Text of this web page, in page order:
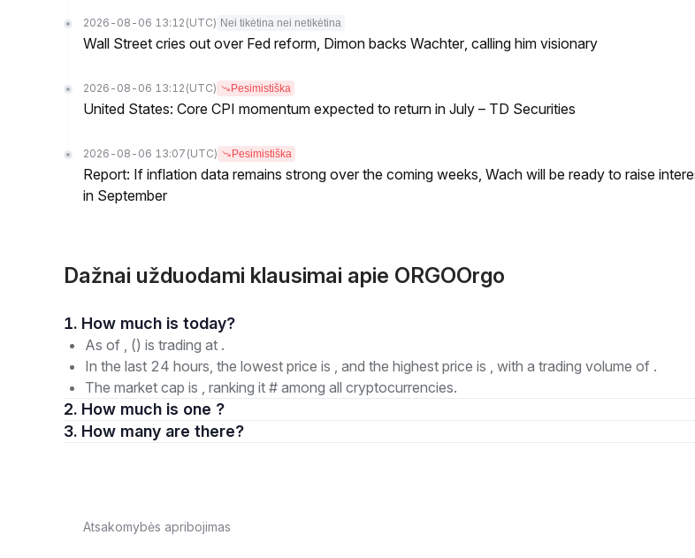
2026-08-06 13:12 (UTC) Nei tikėtina nei netikėtina
Wall Street cries out over Fed reform, Dimon backs Wachter, calling him visionary
2026-08-06 13:12 (UTC) Pesimistiška
United States: Core CPI momentum expected to return in July – TD Securities
2026-08-06 13:07 (UTC) Pesimistiška
Report: If inflation data remains strong over the coming weeks, Wach will be ready to raise
in September
Dažnai užduodami klausimai apie ORGOOrgo
1. How much is today?
As of , () is trading at .
In the last 24 hours, the lowest price is , and the highest price is , with a trading volume of .
The market cap is , ranking it # among all cryptocurrencies.
2. How much is one ?
3. How many are there?
Atsakomybės apribojimas